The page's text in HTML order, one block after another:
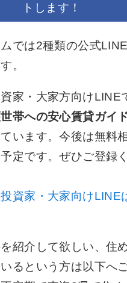
トします！
では2種類の公式
。
家・大家方向けLINE
世帯への安心賃貸ガイド
います。今後は無料
定です。ぜひご登録
資家・大家向けLINE
紹介して欲しい、住
るという方は以下へ